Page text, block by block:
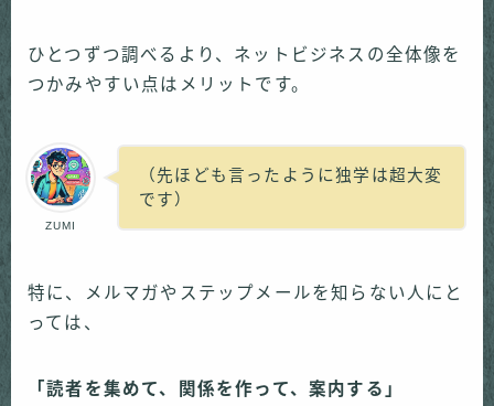
ひとつずつ調べるより、ネットビジネスの全体像を
つかみやすい点はメリットです。
ZUMI
（先ほども言ったように独学は超大変
です）
特に、メルマガやステップメールを知らない人にと
っては、
「読者を集めて、関係を作って、案内する」